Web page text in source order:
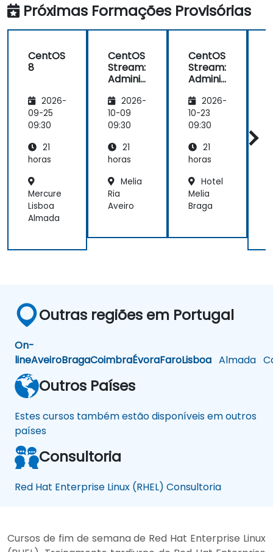
Próximas Formações Provisórias
CentOS
8
2026-
09-25
09:30
21
horas
Mercure
Lisboa
Almada
CentOS
Stream:
Adminis
de Linux
Empres
arial e
ização
da
rutura
2026-
10-09
09:30
21
horas
Melia
Ria
Aveiro
CentOS
Stream:
Adminis
de Linux
Empres
arial e
ização
da
rutura
2026-
10-23
09:30
21
horas
Hotel
Melia
Braga
Outras regiões em Portugal
On-
lineAveiroBragaCoimbraÉvoraFaroLisboa Almada
Outros Países
Estes cursos também estão disponíveis em outros
países
Consultoria
Red Hat Enterprise Linux (RHEL) Consultoria
Cursos de fim de semana de Red Hat Enterprise Linux